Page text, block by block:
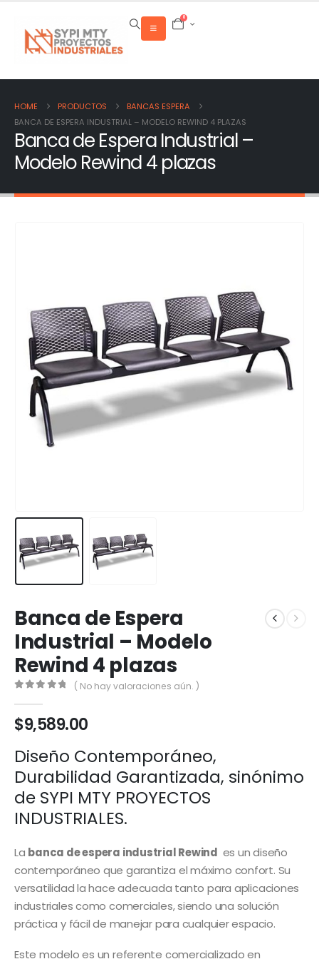
0
HOME PRODUCTOS
BANCAS ESPERA
BANCA DE ESPERA INDUSTRIAL – MODELO REWIND 4 PLAZAS
Banca de Espera Industrial –
Modelo Rewind 4 plazas
Banca de Espera
Industrial – Modelo
Rewind 4 plazas
( No hay valoraciones aún. )
$9,589.00
Diseño Contemporáneo,
Durabilidad Garantizada, sinónimo
de SYPI MTY PROYECTOS
INDUSTRIALES.
La banca de espera industrial Rewind es un diseño
contemporáneo que garantiza el máximo confort. Su
versatilidad la hace adecuada tanto para aplicaciones
industriales como comerciales, siendo una solución
práctica y fácil de manejar para cualquier espacio.
Este modelo es un referente comercializado en